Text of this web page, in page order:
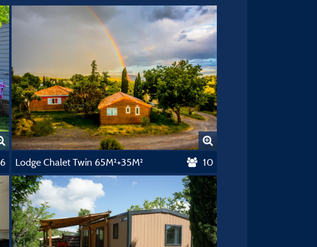
6 Lodge Chalet Twin 65M²+35M² 10